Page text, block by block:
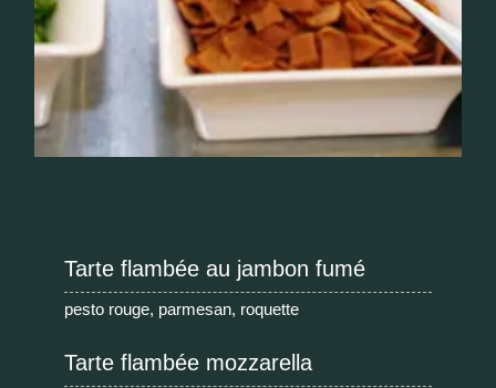
Tarte flambée au jambon fumé
pesto rouge, parmesan, roquette
Tarte flambée mozzarella